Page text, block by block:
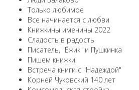
Только любимое
Все начинается с любви
Книжкины именины 2022
Сладость в радость
Писатель, "Ёжик" и Пушкинка
Пишем книжки!
Встреча книги с "Надеждой"
Корней Чуковский 140 лет